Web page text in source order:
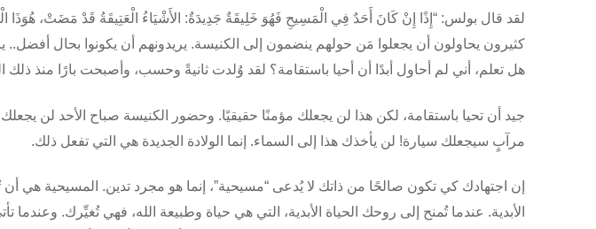
لقد قال بولس: “إِذًا إِنْ كَانَ أَحَدٌ فِي الْمَسِيحِ فَهُوَ خَلِيقَةٌ جَدِيدَةٌ: الأَشْيَاءُ الْعَتِيقَةُ قَدْ مَضَتْ، هُوَذَا
كثيرون يحاولون أن يجعلوا مَن حولهم ينضمون إلى الكنيسة. يريدونهم أن يكونوا بحال أفضل..
هل تعلم، أني لم أحاول أبدًا أن أحيا باستقامة؟ لقد وُلدت ثانيةً وحسب، وأصبحت بارًا منذ ذلك
جيد أن تحيا باستقامة، لكن هذا لن يجعلك مؤمنًا حقيقيًا. وحضور الكنيسة صباح الأحد لن
مرآبٍ سيجعلك سيارة! لن يأخذك هذا إلى السماء. إنما الوﻻدة الجديدة هي التي تفعل ذلك.
إن اجتهادك كي تكون صالحًا من ذاتك لا يُدعى “مسيحية”، إنما هو مجرد تدين. المسيحية هي أن
الأبدية. عندما تُمنح إلى روحك الحياة الأبدية، التي هي حياة وطبيعة الله، فهي تُغيِّرك. وعندما